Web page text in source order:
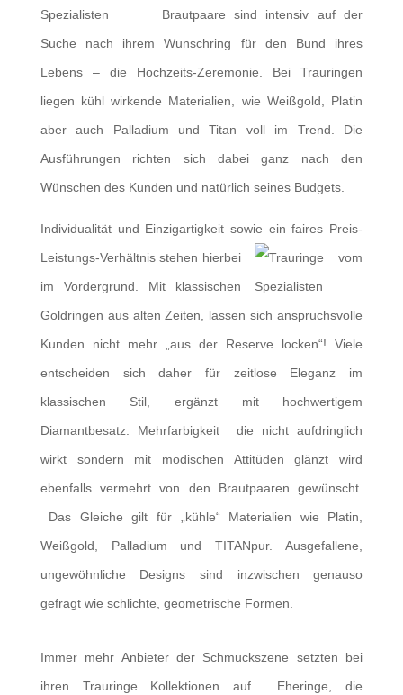
Brautpaare sind intensiv auf der
Suche nach ihrem Wunschring für den Bund ihres
Lebens – die Hochzeits-Zeremonie. Bei Trauringen
liegen kühl wirkende Materialien, wie Weißgold, Platin
aber auch Palladium und Titan voll im Trend. Die
Ausführungen richten sich dabei ganz nach den
Wünschen des Kunden und natürlich seines Budgets.
Individualität und Einzigartigkeit sowie ein faires Preis-
Leistungs-Verhältnis stehen hierbei
im Vordergrund. Mit klassischen
Goldringen aus alten Zeiten, lassen sich anspruchsvolle
Kunden nicht mehr „aus der Reserve locken“! Viele
entscheiden sich daher für zeitlose Eleganz im
klassischen Stil, ergänzt mit hochwertigem
Diamantbesatz. Mehrfarbigkeit die nicht aufdringlich
wirkt sondern mit modischen Attitüden glänzt wird
ebenfalls vermehrt von den Brautpaaren gewünscht.
Das Gleiche gilt für „kühle“ Materialien wie Platin,
Weißgold, Palladium und TITANpur. Ausgefallene,
ungewöhnliche Designs sind inzwischen genauso
gefragt wie schlichte, geometrische Formen.
Immer mehr Anbieter der Schmuckszene setzten bei
ihren Trauringe Kollektionen auf Eheringe, die